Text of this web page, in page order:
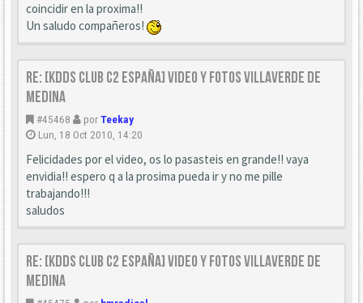
coincidir en la proxima!!
Un saludo compañeros!
Re: [KDDS Club C2 España] Video y fotos Villaverde de
Medina
#45468 porTeekay
Lun, 18 Oct 2010, 14:20
Felicidades por el video, os lo pasasteis en grande!! vaya
envidia!! espero q a la prosima pueda ir y no me pille
trabajando!!!
saludos
Re: [KDDS Club C2 España] Video y fotos Villaverde de
Medina